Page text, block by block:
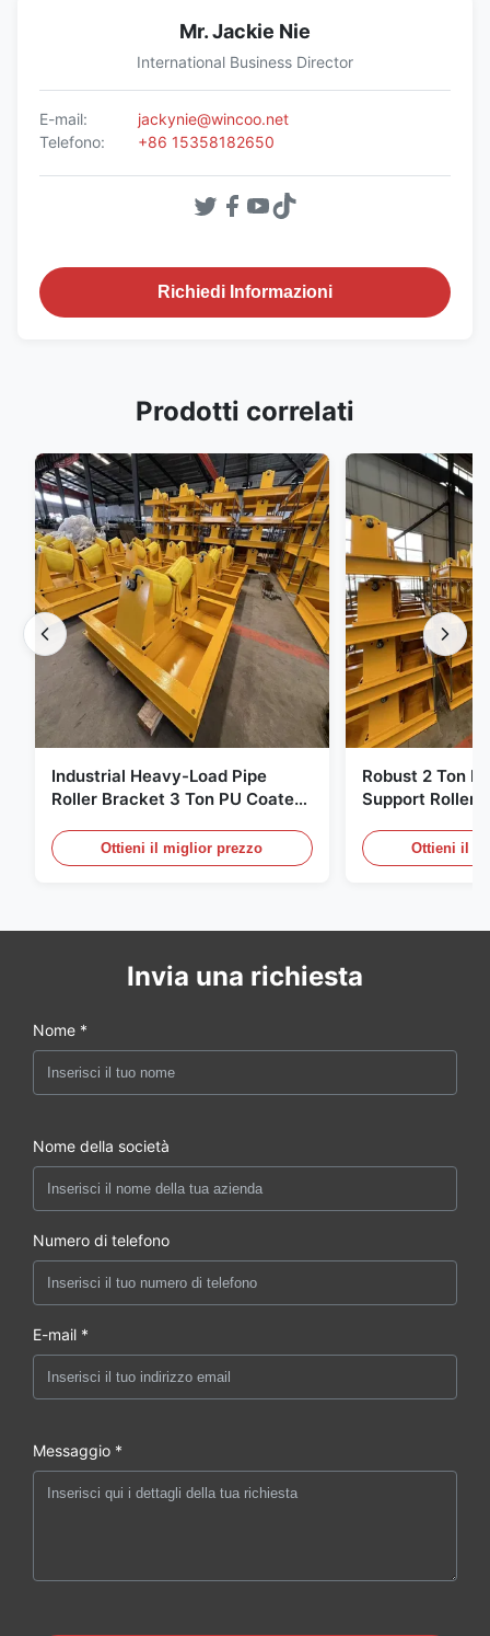
Mr. Jackie Nie
International Business Director
E-mail:
jackynie@wincoo.net
Telefono:
+86 15358182650
Richiedi Informazioni
Prodotti correlati
Industrial Heavy-Load Pipe
Roller Bracket 3 Ton PU Coated
Stand
Ottieni il miglior prezzo
Robust 2 Ton
Support Roller
Pipe
Ottieni il
Invia una richiesta
Nome *
Nome della società
Numero di telefono
E-mail *
Messaggio *